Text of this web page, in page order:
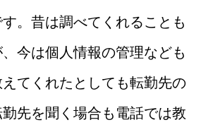
。昔は調べてくれることも
今は個人情報の管理なども
てくれたとしても転勤先の
先を聞く場合も電話では教